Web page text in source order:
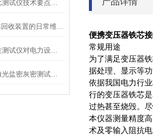
便携变压器铁芯
常规用途
为了满足变压器
据处理、显示等
依据我国电力行
行的变压器铁芯
过热甚至烧毁。
本仪器测量精度
术及零输入阻抗